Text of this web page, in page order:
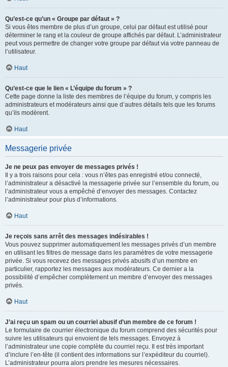
Qu’est-ce qu’un « Groupe par défaut » ?
Si vous êtes membre de plus d’un groupe, celui par défaut est utilisé pour
déterminer le rang et la couleur de groupe affichés par défaut. L’administrateur
peut vous permettre de changer votre groupe par défaut via votre panneau de
l’utilisateur.
Haut
Qu’est-ce que le lien « L’équipe du forum » ?
Cette page donne la liste des membres de l’équipe du forum, y compris les
administrateurs et modérateurs ainsi que d’autres détails tels que les forums
qu’ils modèrent.
Haut
Messagerie privée
Je ne peux pas envoyer de messages privés !
Il y a trois raisons pour cela : vous n’êtes pas enregistré et/ou connecté,
l’administrateur a désactivé la messagerie privée sur l’ensemble du forum, ou
l’administrateur vous a empêché d’envoyer des messages. Contactez
l’administrateur pour plus d’informations.
Haut
Je reçois sans arrêt des messages indésirables !
Vous pouvez supprimer automatiquement les messages privés d’un membre
en utilisant les filtres de message dans les paramètres de votre messagerie
privée. Si vous recevez des messages privés abusifs d’un membre en
particulier, rapportez les messages aux modérateurs. Ce dernier a la
possibilité d’empêcher complètement un membre d’envoyer des messages
privés.
Haut
J’ai reçu un spam ou un courriel abusif d’un membre de ce forum !
Le formulaire de courrier électronique du forum comprend des sécurités pour
suivre les utilisateurs qui envoient de tels messages. Envoyez à
l’administrateur une copie complète du courriel reçu. Il est très important
d’inclure l’en-tête (il contient des informations sur l’expéditeur du courriel).
L’administrateur pourra alors prendre les mesures nécessaires.